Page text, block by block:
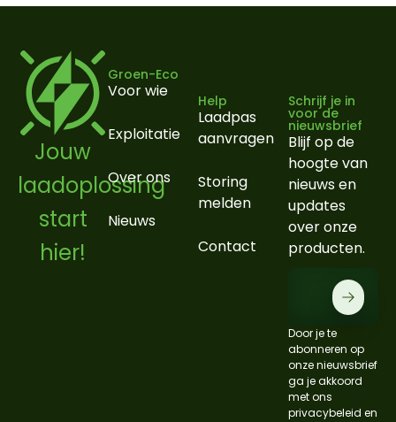
Jouw
laadoplossing
start
hier!
Groen-Eco
Voor wie
Exploitatie
Over ons
Nieuws
Help
Laadpas
aanvragen
Storing
melden
Contact
Schrijf je in
voor de
nieuwsbrief
Blijf op de
hoogte van
nieuws en
updates
over onze
producten.
Door je te
abonneren op
onze nieuwsbrief
ga je akkoord
met ons
privacybeleid en